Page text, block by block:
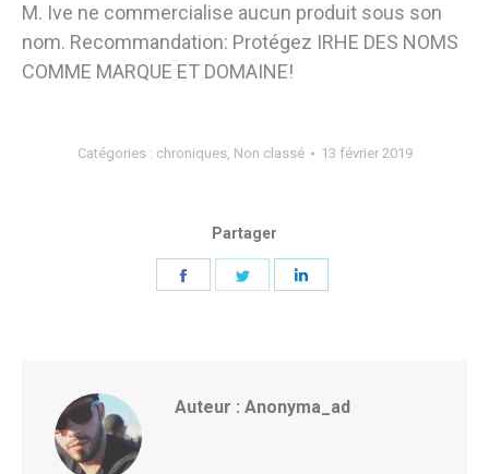
M. Ive ne commercialise aucun produit sous son
nom. Recommandation: Protégez IRHE DES NOMS
COMME MARQUE ET DOMAINE!
Catégories : chroniques, Non classé 13 février 2019
Partager
Partager Partager
Auteur : Anonyma_ad